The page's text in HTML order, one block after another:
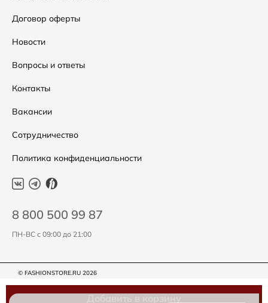
Добавить в корзину
Аксессуары
Распродажа
Подарочные сертификаты
Условия возвратов
Таблица размеров
Уход за одеждой
Договор оферты
Новости
Вопросы и ответы
Контакты
Вакансии
Сотрудничество
Политика конфиденциальности
8 800 500 99 87
ПН-ВС с 09:00 до 21:00
© FASHIONSTORE.RU 2026